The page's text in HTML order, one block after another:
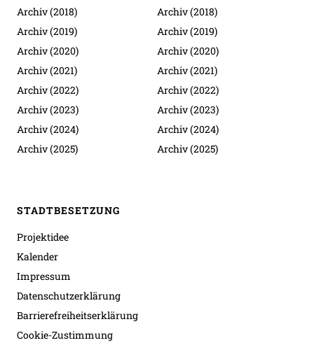
Archiv (2018)
Archiv (2019)
Archiv (2020)
Archiv (2021)
Archiv (2022)
Archiv (2023)
Archiv (2024)
Archiv (2025)
Archiv (2018)
Archiv (2019)
Archiv (2020)
Archiv (2021)
Archiv (2022)
Archiv (2023)
Archiv (2024)
Archiv (2025)
STADTBESETZUNG
Projektidee
Kalender
Impressum
Datenschutzerklärung
Barrierefreiheitserklärung
Cookie-Zustimmung